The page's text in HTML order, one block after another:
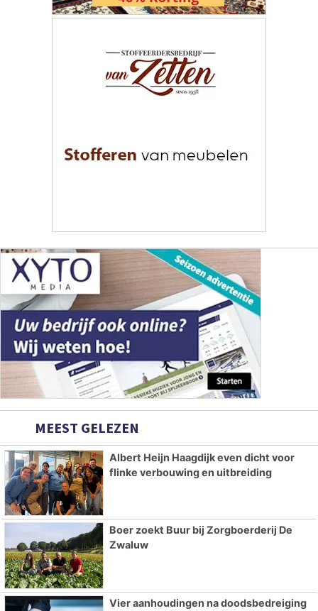
MEEST GELEZEN
Albert Heijn Haagdijk even dicht voor
flinke verbouwing en uitbreiding
Boer zoekt Buur bij Zorgboerderij De
Zwaluw
Vier aanhoudingen na doodsbedreiging